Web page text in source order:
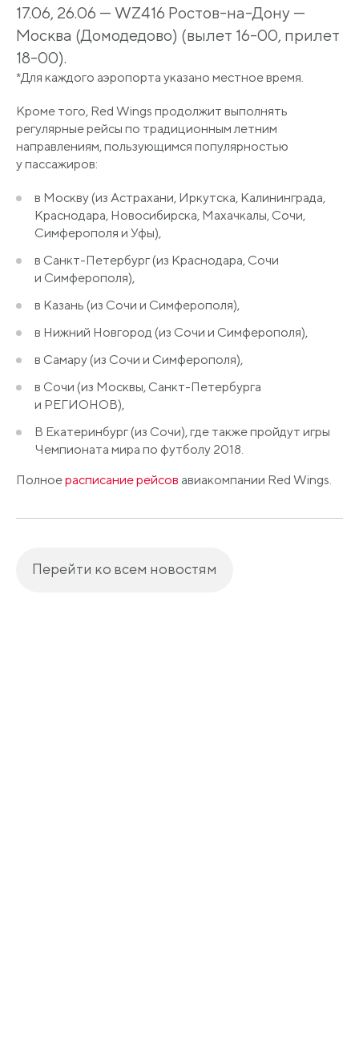
17.06, 26.06 — WZ416 Ростов-на-Дону —
Москва (Домодедово) (вылет 16-00, прилет
18-00).
*Для каждого аэропорта указано местное время.
Кроме того, Red Wings продолжит выполнять
регулярные рейсы по традиционным летним
направлениям, пользующимся популярностью
у пассажиров:
в Москву (из Астрахани, Иркутска, Калининграда,
Краснодара, Новосибирска, Махачкалы, Сочи,
Симферополя и Уфы),
в Санкт-Петербург (из Краснодара, Сочи
и Симферополя),
в Казань (из Сочи и Симферополя),
в Нижний Новгород (из Сочи и Симферополя),
в Самару (из Сочи и Симферополя),
в Сочи (из Москвы, Санкт-Петербурга
и РЕГИОНОВ),
В Екатеринбург (из Сочи), где также пройдут игры
Чемпионата мира по футболу 2018.
Полноерасписание рейсов авиакомпании Red Wings.
Перейти ко всем новостям